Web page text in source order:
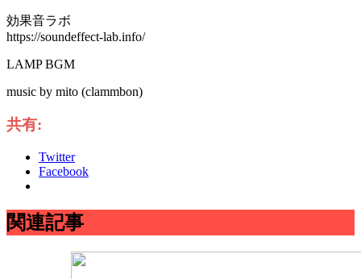
効果音ラボ
https://soundeffect-lab.info/
LAMP BGM
music by mito (clammbon)
共有:
Twitter
Facebook
関連記事